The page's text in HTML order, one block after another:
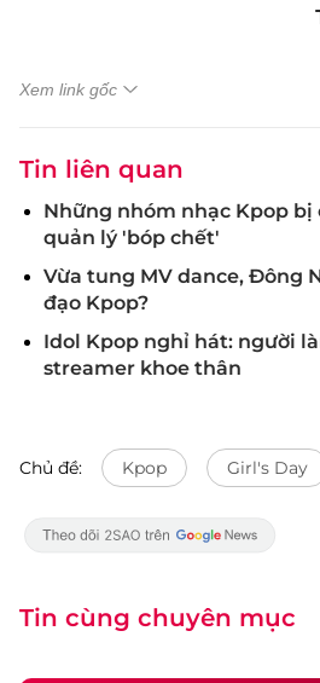
Xem link gốc
Tin liên quan
Những nhóm nhạc Kpop bị
quản lý 'bóp chết'
Vừa tung MV dance, Đông
đạo Kpop?
Idol Kpop nghỉ hát: người
streamer khoe thân
Chủ đề: Kpop Girl's Day
Tin cùng chuyên mục